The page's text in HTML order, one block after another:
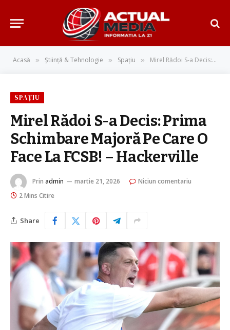
Acasă » Știință & Tehnologie » Spațiu » Mirel Rădoi S-a Decis: Prima Schimbare Majoră Pe Care O Face La FCSB! – Hackerville
SPAȚIU
Mirel Rădoi S-a Decis: Prima
Schimbare Majoră Pe Care O
Face La FCSB! – Hackerville
Prin admin martie 21, 2026
Niciun comentariu
2 Mins Citire
Share